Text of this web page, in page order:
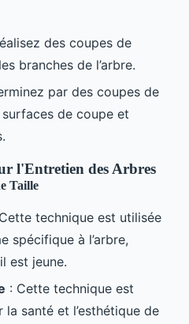
des coupes de
branches de l’arbre.
par des coupes de
de coupe et
l'Entretien des Arbres
Taille
technique est utilisée
spécifique à l’arbre,
est jeune.
: Cette technique est
santé et l’esthétique de